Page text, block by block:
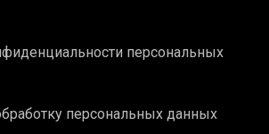
персональных
персональных данных